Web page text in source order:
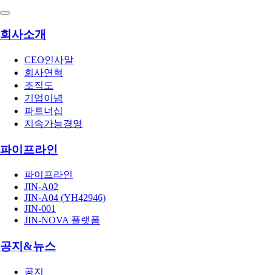
회사소개
CEO인사말
회사연혁
조직도
기업이념
파트너십
지속가능경영
파이프라인
파이프라인
JIN-A02
JIN-A04 (YH42946)
JIN-001
JIN-NOVA 플랫폼
공지&뉴스
공지